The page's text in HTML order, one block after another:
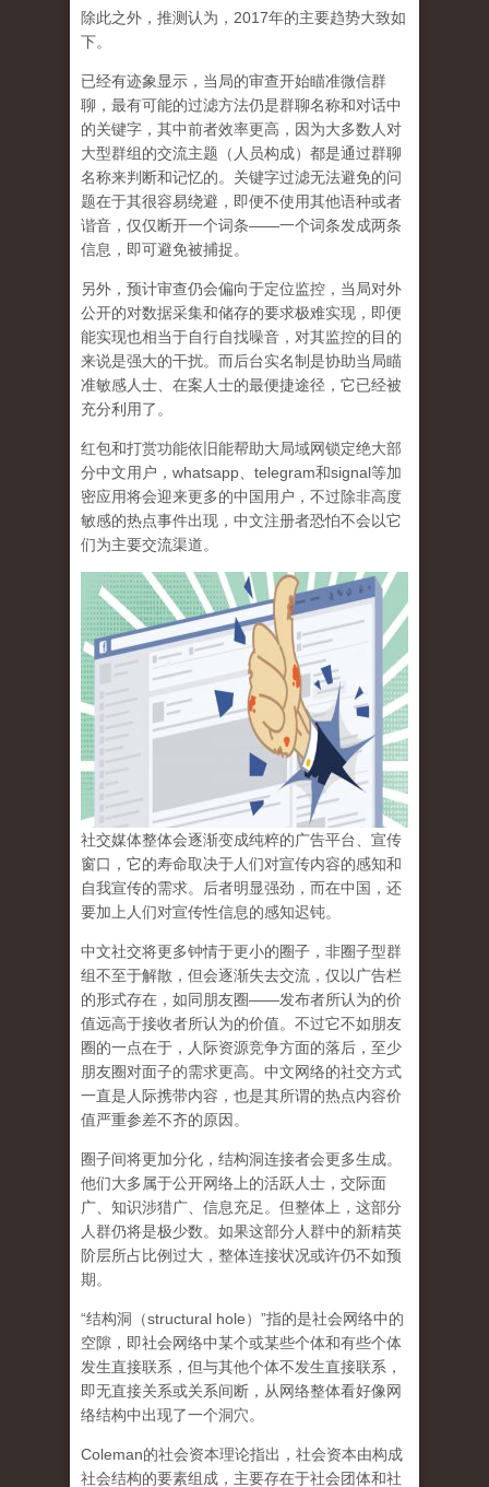
除此之外，推测认为，2017年的主要趋势大致如
下。
已经有迹象显示，当局的审查开始瞄准微信群
聊，最有可能的过滤方法仍是群聊名称和对话中
的关键字，其中前者效率更高，因为大多数人对
大型群组的交流主题（人员构成）都是通过群聊
名称来判断和记忆的。关键字过滤无法避免的问
题在于其很容易绕避，即便不使用其他语种或者
谐音，仅仅断开一个词条——一个词条发成两条
信息，即可避免被捕捉。
另外，预计审查仍会偏向于定位监控，当局对外
公开的对数据采集和储存的要求极难实现，即便
能实现也相当于自行自找噪音，对其监控的目的
来说是强大的干扰。而后台实名制是协助当局瞄
准敏感人士、在案人士的最便捷途径，它已经被
充分利用了。
红包和打赏功能依旧能帮助大局域网锁定绝大部
分中文用户，whatsapp、telegram和signal等加
密应用将会迎来更多的中国用户，不过除非高度
敏感的热点事件出现，中文注册者恐怕不会以它
们为主要交流渠道。
社交媒体整体会逐渐变成纯粹的广告平台、宣传
窗口，它的寿命取决于人们对宣传内容的感知和
自我宣传的需求。后者明显强劲，而在中国，还
要加上人们对宣传性信息的感知迟钝。
中文社交将更多钟情于更小的圈子，非圈子型群
组不至于解散，但会逐渐失去交流，仅以广告栏
的形式存在，如同朋友圈——发布者所认为的价
值远高于接收者所认为的价值。不过它不如朋友
圈的一点在于，人际资源竞争方面的落后，至少
朋友圈对面子的需求更高。中文网络的社交方式
一直是人际携带内容，也是其所谓的热点内容价
值严重参差不齐的原因。
圈子间将更加分化，结构洞连接者会更多生成。
他们大多属于公开网络上的活跃人士，交际面
广、知识涉猎广、信息充足。但整体上，这部分
人群仍将是极少数。如果这部分人群中的新精英
阶层所占比例过大，整体连接状况或许仍不如预
期。
“结构洞（structural hole）”指的是社会网络中的
空隙，即社会网络中某个或某些个体和有些个体
发生直接联系，但与其他个体不发生直接联系，
即无直接关系或关系间断，从网络整体看好像网
络结构中出现了一个洞穴。
Coleman的社会资本理论指出，社会资本由构成
社会结构的要素组成，主要存在于社会团体和社